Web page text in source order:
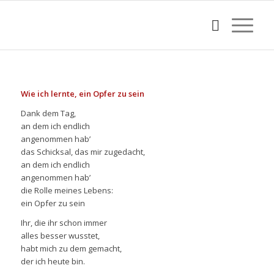
Wie ich lernte, ein Opfer zu sein
Dank dem Tag,
an dem ich endlich
angenommen hab’
das Schicksal, das mir zugedacht,
an dem ich endlich
angenommen hab’
die Rolle meines Lebens:
ein Opfer zu sein
Ihr, die ihr schon immer
alles besser wusstet,
habt mich zu dem gemacht,
der ich heute bin.